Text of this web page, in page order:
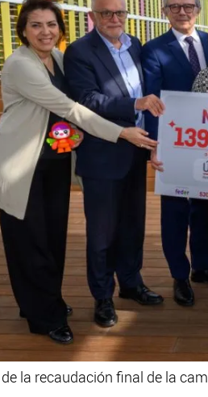
la recaudación final de la